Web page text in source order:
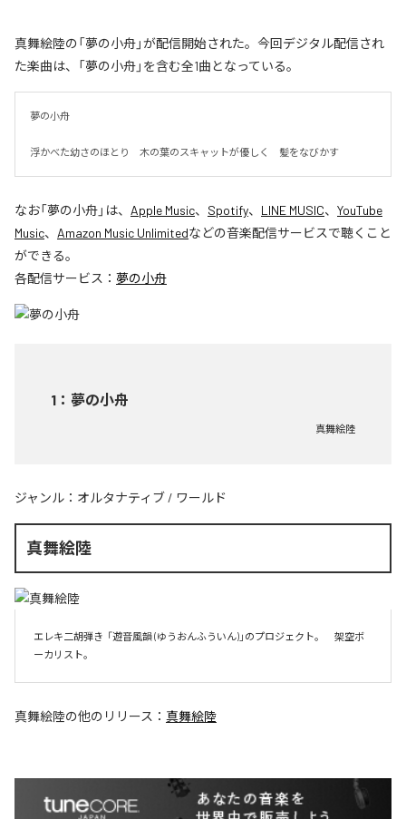
真舞絵陸の「夢の小舟」が配信開始された。今回デジタル配信され
た楽曲は、「夢の小舟」を含む全1曲となっている。
夢の小舟
浮かべた幼さのほとり　木の葉のスキャットが優しく　髪をなびかす
なお「夢の小舟」は、 Apple Music、 Spotify、 LINE MUSIC、 YouTube
Music、 Amazon Music Unlimitedなどの音楽配信サービスで聴くこと
ができる。
各配信サービス： 夢の小舟
1 ： 夢の小舟
真舞絵陸
ジャンル： オルタナティブ / ワールド
真舞絵陸
エレキ二胡弾き  「遊音風韻 (ゆうおんふういん)」のプロジェクト。　架空ボ
ーカリスト。
真舞絵陸の他のリリース： 真舞絵陸